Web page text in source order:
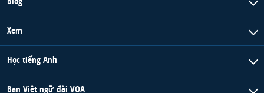
Xem
Học tiếng Anh
Ban Việt ngữ đài VOA